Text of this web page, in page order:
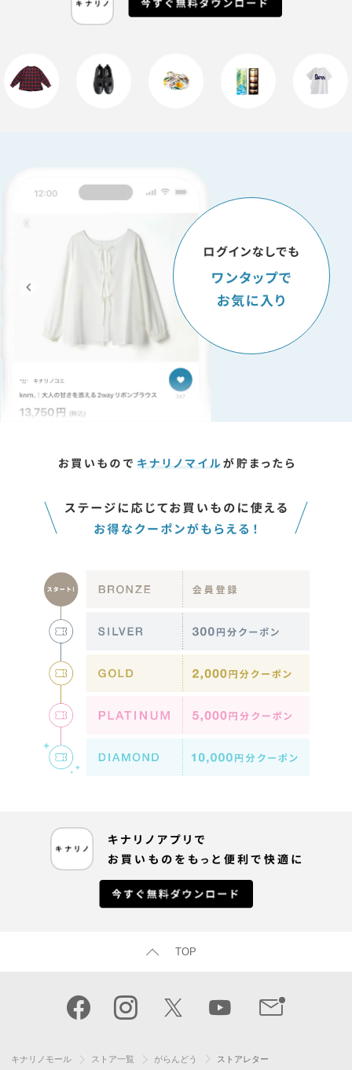
TOP
キナリノモール ストア一覧 がらんどう ストアレター